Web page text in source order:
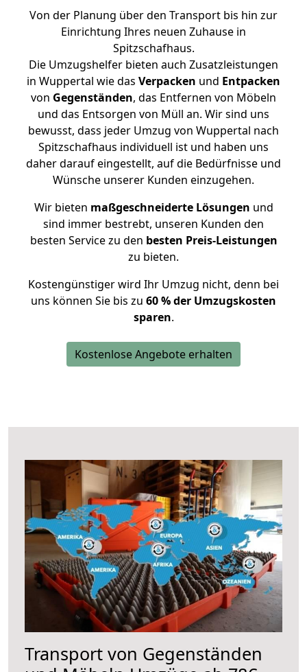
Von der Planung über den Transport bis hin zur
Einrichtung Ihres neuen Zuhause in
Spitzschafhaus.
Die Umzugshelfer bieten auch Zusatzleistungen
in Wuppertal wie das Verpacken und Entpacken
von Gegenständen, das Entfernen von Möbeln
und das Entsorgen von Müll an. Wir sind uns
bewusst, dass jeder Umzug von Wuppertal nach
Spitzschafhaus individuell ist und haben uns
daher darauf eingestellt, auf die Bedürfnisse und
Wünsche unserer Kunden einzugehen.
Wir bieten maßgeschneiderte Lösungen und
sind immer bestrebt, unseren Kunden den
besten Service zu den besten Preis-Leistungen
zu bieten.
Kostengünstiger wird Ihr Umzug nicht, denn bei
uns können Sie bis zu 60 % der Umzugskosten
sparen.
Kostenlose Angebote erhalten
Transport von Gegenständen